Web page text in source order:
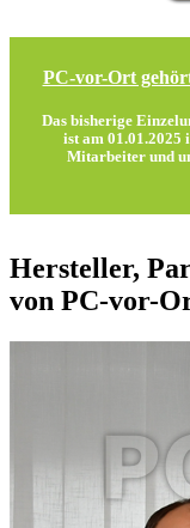
PC-vor-Ort
Das bisherige
ist am 01.01.2025
Mitarbeiter und
Hersteller,
von PC-vor-